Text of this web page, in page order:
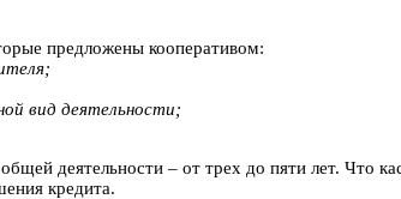
предложены кооперативом:
вид деятельности;
деятельности – от трех до пяти лет. Что
кредита.